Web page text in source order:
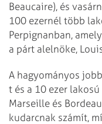
Beaucaire), és
100 ezernél több
Perpignanban,
a párt alelnöke,
A hagyományos
t és a 10 ezer
Marseille és
kudarcnak számít,